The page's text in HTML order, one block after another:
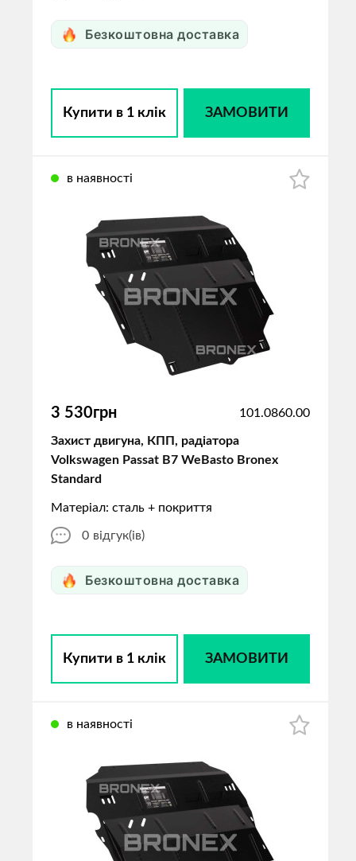
Безкоштовна доставка
Купити в 1 клік ЗАМОВИТИ
в наявності
3 530грн 101.0860.00
Захист двигуна, КПП, радіатора
Volkswagen Passat B7 WeBasto Bronex
Standard
Матеріал: сталь + покриття
0 відгук(ів)
Безкоштовна доставка
Купити в 1 клік ЗАМОВИТИ
в наявності